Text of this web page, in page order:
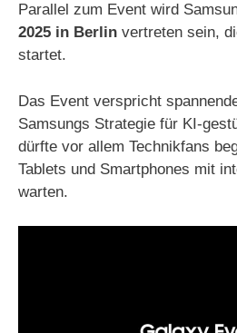
Parallel zum Event wird
2025 in Berlin vertreten sein,
startet.
Das Event verspricht
Samsungs Strategie für KI-
dürfte vor allem Technikfans
Tablets und Smartphones mit
warten.